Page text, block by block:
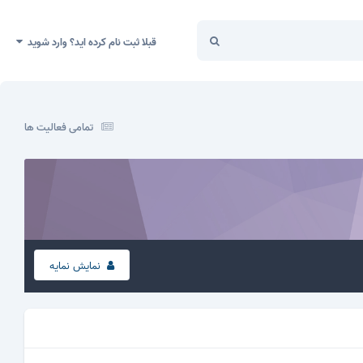
قبلا ثبت نام کرده اید؟ وارد شوید
تمامی فعالیت ها
نمایش نمایه